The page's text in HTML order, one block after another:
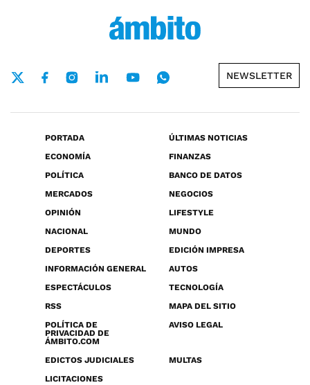
NEWSLETTER
PORTADA
ÚLTIMAS NOTICIAS
ECONOMÍA
FINANZAS
POLÍTICA
BANCO DE DATOS
MERCADOS
NEGOCIOS
OPINIÓN
LIFESTYLE
NACIONAL
MUNDO
DEPORTES
EDICIÓN IMPRESA
INFORMACIÓN GENERAL
AUTOS
ESPECTÁCULOS
TECNOLOGÍA
RSS
MAPA DEL SITIO
POLÍTICA DE
PRIVACIDAD DE
ÁMBITO.COM
AVISO LEGAL
EDICTOS JUDICIALES
MULTAS
LICITACIONES